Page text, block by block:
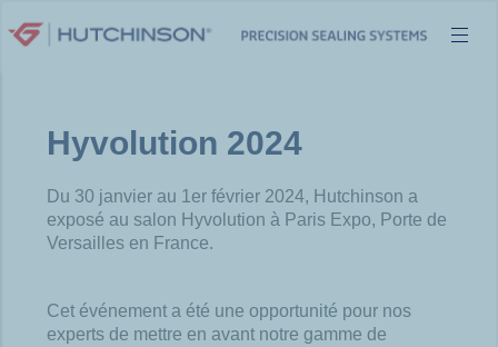
au
Hyvolution 2024
Du 30 janvier au 1er février 2024, Hutchinson a
exposé au salon Hyvolution à Paris Expo, Porte de
Versailles en France.
Cet événement a été une opportunité pour nos
experts de mettre en avant notre gamme de